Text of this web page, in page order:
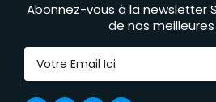
Abonnez-vous à la newsletter
de nos